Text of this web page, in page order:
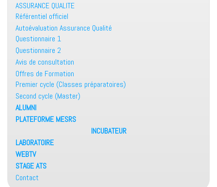
ASSURANCE QUALITE
Référentiel officiel
Autoévaluation Assurance Qualité
Questionnaire 1
Questionnaire 2
Avis de consultation
Offres de Formation
Premier cycle (Classes préparatoires)
Second cycle (Master)
ALUMNI
PLATEFORME MESRS
INCUBATEUR
LABORATOIRE
WEBTV
STAGE ATS
Contact